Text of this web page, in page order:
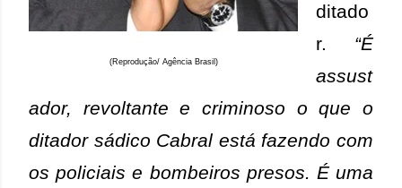
(Reprodução/ Agência Brasil)
ditado
r. “É
assust
ador, revoltante e criminoso o que o
ditador sádico Cabral está fazendo com
os policiais e bombeiros presos. É uma